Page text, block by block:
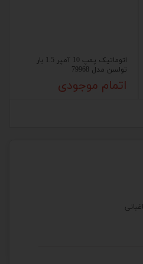
اتوماتیک پمپ 10 آمپر 1.5 بار
تولسن مدل 79968
اتمام موجودی